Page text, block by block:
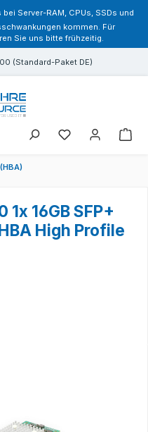
Server-RAM, CPUs, SSDs und
kommen. Für
Sie uns bitte frühzeitig.
(Standard-Paket DE)
Sie haben 0
1x 16GB SFP+
High Profile